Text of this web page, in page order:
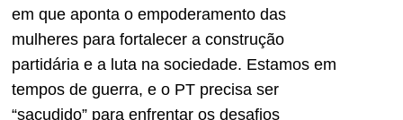
em que aponta o empoderamento das
mulheres para fortalecer a construção
partidária e a luta na sociedade. Estamos em
tempos de guerra, e o PT precisa ser
“sacudido” para enfrentar os desafios